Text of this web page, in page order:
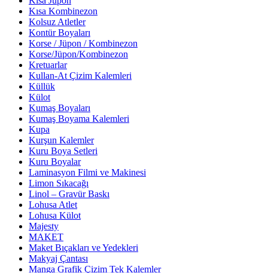
Kısa Kombinezon
Kolsuz Atletler
Kontür Boyaları
Korse / Jüpon / Kombinezon
Korse/Jüpon/Kombinezon
Kretuarlar
Kullan-At Çizim Kalemleri
Küllük
Külot
Kumaş Boyaları
Kumaş Boyama Kalemleri
Kupa
Kurşun Kalemler
Kuru Boya Setleri
Kuru Boyalar
Laminasyon Filmi ve Makinesi
Limon Sıkacağı
Linol – Gravür Baskı
Lohusa Atlet
Lohusa Külot
Majesty
MAKET
Maket Bıçakları ve Yedekleri
Makyaj Çantası
Manga Grafik Çizim Tek Kalemler